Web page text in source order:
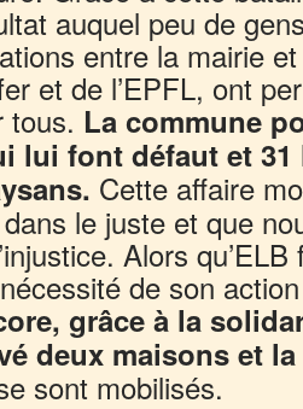
auquel peu de
entre la mairie
et de l’EPFL, ont
tous. La commune
lui font défaut et
Cette affaire
le juste et que
Alors
de son
grâce à la
deux maisons et
sont mobilisés.